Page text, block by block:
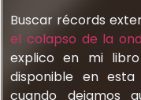
Buscar récords
el colapso de la
explico en mi libro
disponible en
cuando dejamos